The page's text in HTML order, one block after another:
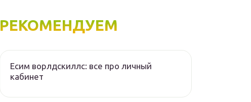
РЕКОМЕНДУЕМ
Есим ворлдскиллс: все про личный
кабинет